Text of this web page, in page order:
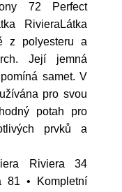
72 Perfect
RivieraLátka
z polyesteru a
Její jemná
samet. V
pro svou
potah pro
prvků a
Riviera 34
81 • Kompletní